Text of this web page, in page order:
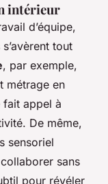
intérieur
d’équipe,
tout
, par exemple,
métrage en
fait appel à
De même,
sensoriel
sans
pour révéler